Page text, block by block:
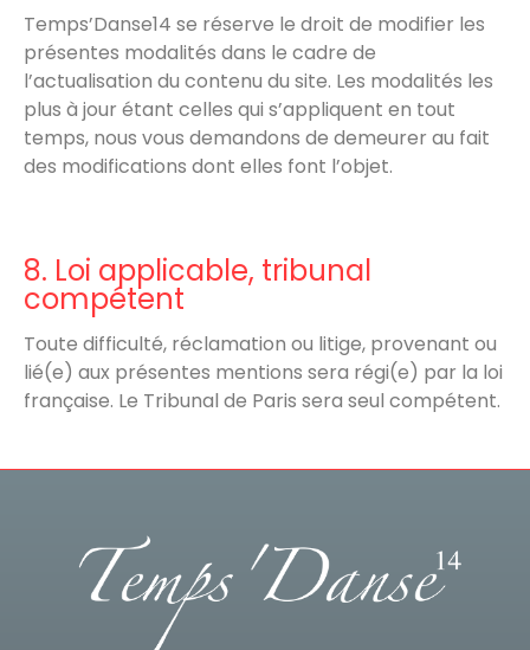
Temps’Danse14 se réserve le droit de modifier les
présentes modalités dans le cadre de
l’actualisation du contenu du site. Les modalités les
plus à jour étant celles qui s’appliquent en tout
temps, nous vous demandons de demeurer au fait
des modifications dont elles font l’objet.
8. Loi applicable, tribunal
compétent
Toute difficulté, réclamation ou litige, provenant ou
lié(e) aux présentes mentions sera régi(e) par la loi
française. Le Tribunal de Paris sera seul compétent.